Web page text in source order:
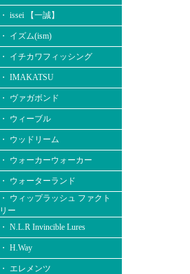
・ issei 【一誠】
・ イズム(ism)
・ イチカワフィッシング
・ IMAKATSU
・ ヴァガボンド
・ ウィーブル
・ ウッドリーム
・ ウォーカーウォーカー
・ ウォーターランド
・ ウィップラッシュ ファクト
リー
・ N.L.R Invincible Lures
・ H.Way
・ エレメンツ